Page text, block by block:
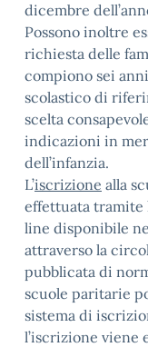
dicembre
Possono inoltre
richiesta delle
compiono sei
scolastico di
scelta
indicazioni in
dell’infanzia.
L’iscrizione alla
effettuata tramite
line disponibile
attraverso la
pubblicata di
scuole paritarie
sistema di
l’iscrizione viene